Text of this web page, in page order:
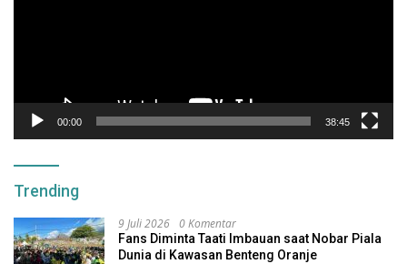
00:00 38:45
Trending
9 Juli 2026 0 Komentar
Fans Diminta Taati Imbauan saat Nobar Piala
Dunia di Kawasan Benteng Oranje